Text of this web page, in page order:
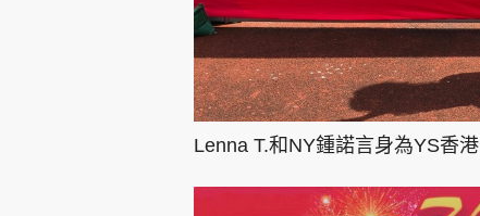
Lenna T.和NY鍾諾言身為YS香